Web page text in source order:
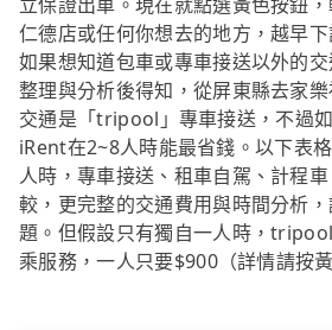
立保證出車。現在就點選黃色按鈕
仁德店或任何你想去的地方，越早下
如果想知道包車或專車接送以外的
整理與分析後得知，從屏東縣去家
交通是「tripool」專車接送，不過
iRent在2~8人時能最省錢。以下表
人時，專車接送、租車自駕、計程
較，更完整的交通費用與時間分析
題。但假設只有獨自一人時，
乘服務，一人只要$900（詳情請按